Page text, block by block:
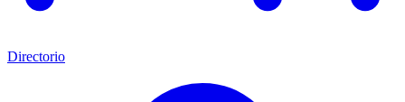
Directorio